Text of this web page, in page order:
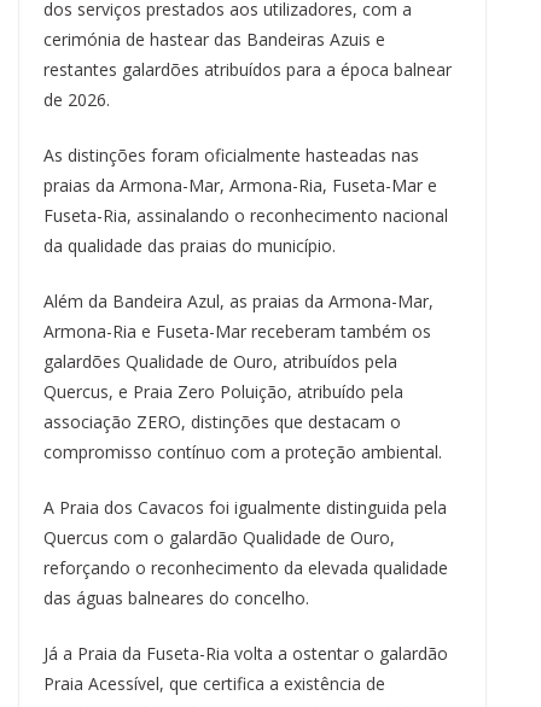
o
k
y s e
s
t
I
n
p
p
a
m
n
k
dos serviços prestados aos utilizadores, com a
cerimónia de hastear das Bandeiras Azuis e
restantes galardões atribuídos para a época balnear
de 2026.
As distinções foram oficialmente hasteadas nas
praias da Armona-Mar, Armona-Ria, Fuseta-Mar e
Fuseta-Ria, assinalando o reconhecimento nacional
da qualidade das praias do município.
Além da Bandeira Azul, as praias da Armona-Mar,
Armona-Ria e Fuseta-Mar receberam também os
galardões Qualidade de Ouro, atribuídos pela
Quercus, e Praia Zero Poluição, atribuído pela
associação ZERO, distinções que destacam o
compromisso contínuo com a proteção ambiental.
A Praia dos Cavacos foi igualmente distinguida pela
Quercus com o galardão Qualidade de Ouro,
reforçando o reconhecimento da elevada qualidade
das águas balneares do concelho.
Já a Praia da Fuseta-Ria volta a ostentar o galardão
Praia Acessível, que certifica a existência de